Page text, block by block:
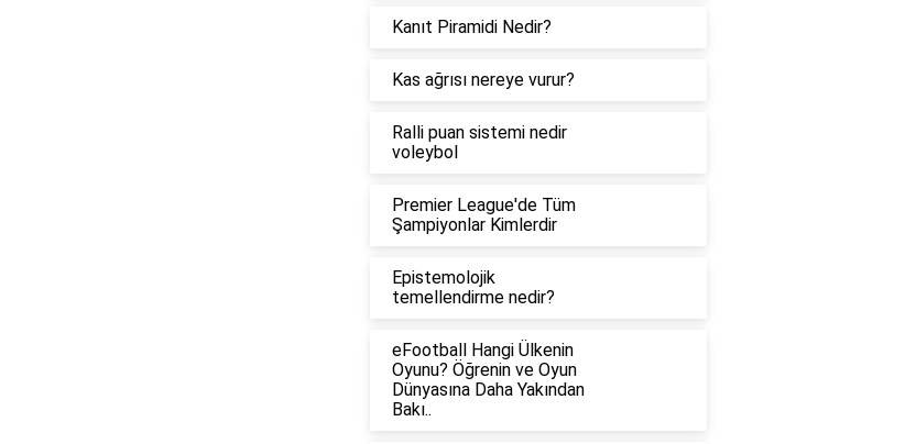
Kanıt Piramidi Nedir?
Kas ağrısı nereye vurur?
Ralli puan sistemi nedir
voleybol
Premier League'de Tüm
Şampiyonlar Kimlerdir
Epistemolojik
temellendirme nedir?
eFootball Hangi Ülkenin
Oyunu? Öğrenin ve Oyun
Dünyasına Daha Yakından
Bakı..